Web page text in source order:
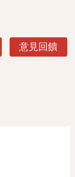
意見回饋